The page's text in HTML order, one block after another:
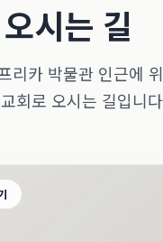
오시는 길
리카 박물관 인근에
회로 오시는 길입니